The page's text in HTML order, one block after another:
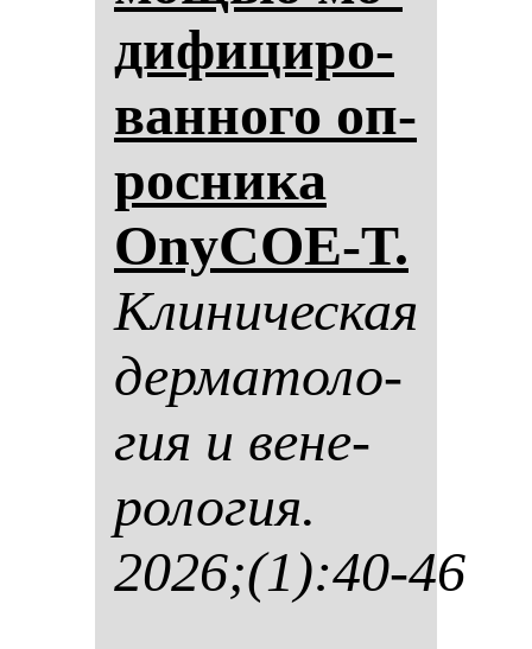
ди­фи­ци­ро­
ван­но­го оп­
рос­ни­ка
OnyCOE-T.
Кли­ни­чес­кая
дер­ма­то­ло­
гия и ве­не­
ро­ло­гия.
2026;(1):40-46